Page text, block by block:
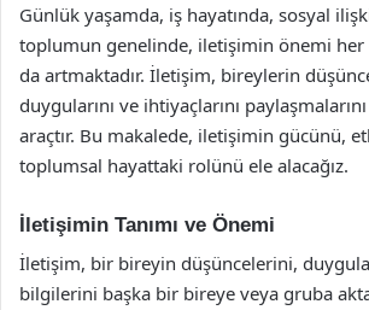
Günlük yaşamda, iş hayatında, sosyal
toplumun genelinde, iletişimin önemi her
da artmaktadır. İletişim, bireylerin
duygularını ve ihtiyaçlarını
araçtır. Bu makalede, iletişimin gücünü,
toplumsal hayattaki rolünü ele alacağız.
İletişimin Tanımı ve Önemi
İletişim, bir bireyin düşüncelerini,
bilgilerini başka bir bireye veya gruba